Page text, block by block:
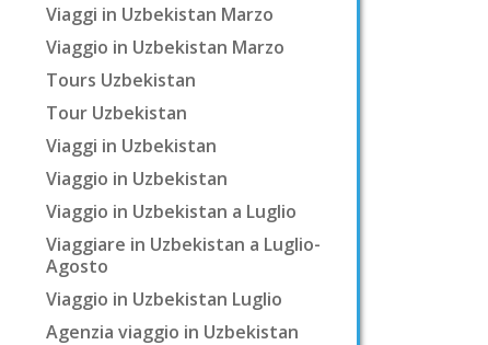
Viaggi in Uzbekistan Marzo
Viaggio in Uzbekistan Marzo
Tours Uzbekistan
Tour Uzbekistan
Viaggi in Uzbekistan
Viaggio in Uzbekistan
Viaggio in Uzbekistan a Luglio
Viaggiare in Uzbekistan a Luglio-
Agosto
Viaggio in Uzbekistan Luglio
Agenzia viaggio in Uzbekistan